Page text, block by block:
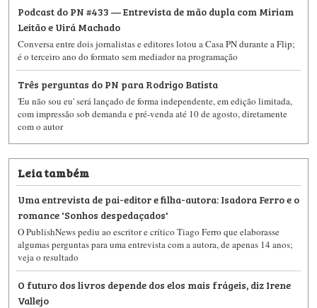
Podcast do PN #433 — Entrevista de mão dupla com Miriam
Leitão e Uirá Machado
Conversa entre dois jornalistas e editores lotou a Casa PN durante a Flip;
é o terceiro ano do formato sem mediador na programação
Três perguntas do PN para Rodrigo Batista
'Eu não sou eu' será lançado de forma independente, em edição limitada,
com impressão sob demanda e pré-venda até 10 de agosto, diretamente
com o autor
Leia também
Uma entrevista de pai-editor e filha-autora: Isadora Ferro e o
romance 'Sonhos despedaçados'
O PublishNews pediu ao escritor e crítico Tiago Ferro que elaborasse
algumas perguntas para uma entrevista com a autora, de apenas 14 anos;
veja o resultado
O futuro dos livros depende dos elos mais frágeis, diz Irene
Vallejo